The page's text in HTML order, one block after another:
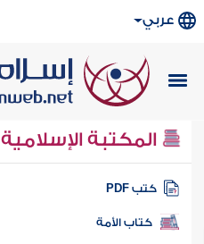
عربي
المكتبة الإسلامية
كتب PDF